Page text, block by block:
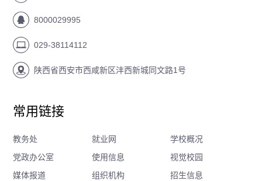
8000029995
029-38114112
陕西省西安市西咸新区沣西新城同文路1号
常用链接
教务处 就业网
学校概况
党政办公室
使用信息
视觉校园
媒体报道
组织机构 招生信息